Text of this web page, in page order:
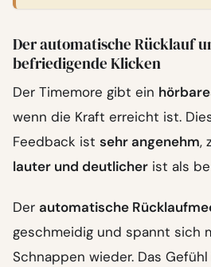
Der automatische Rücklauf
befriedigende Klicken
Der Timemore gibt ein
wenn die Kraft erreicht ist.
Feedback ist sehr angenehm,
lauter und deutlicher ist als
Der automatische
geschmeidig und spannt sich
Schnappen wieder. Das